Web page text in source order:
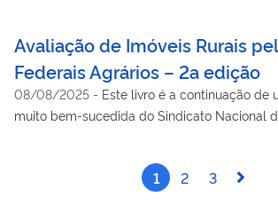
Avaliação de Imóveis Rurais
Federais Agrários – 2a edição
08/08/2025 - Este livro é a continuação de
muito bem-sucedida do Sindicato Nacional
patrocínio em vigor desde 2019. Nesta obra,
1 2 3